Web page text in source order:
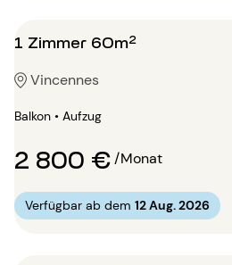
1 Zimmer 60m²
Vincennes
Balkon • Aufzug
2 800 €/Monat
Verfügbar ab dem 12 Aug. 2026